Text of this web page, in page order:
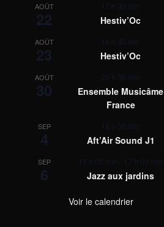
AOÛT
22
17 h 30 min
Hestiv’Oc
AOÛT
23
16 h 30 min
Hestiv’Oc
AOÛT
30
20 h 00 min
Ensemble Musicâme
France
SEP
4
18 h 00 min
Aft’Air Sound J1
SEP
6
11 h 00 min - 17 h 00 min
Jazz aux jardins
Voir le calendrier